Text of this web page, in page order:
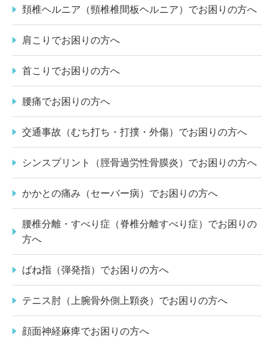
頚椎ヘルニア（頸椎椎間板ヘルニア）でお困りの方へ
肩こりでお困りの方へ
首こりでお困りの方へ
腰痛でお困りの方へ
交通事故（むち打ち・打撲・外傷）でお困りの方へ
シンスプリント（脛骨過労性骨膜炎）でお困りの方へ
かかとの痛み（セーバー病）でお困りの方へ
腰椎分離・すべり症（脊椎分離すべり症）でお困りの
方へ
ばね指（弾発指）でお困りの方へ
テニス肘（上腕骨外側上顆炎）でお困りの方へ
顔面神経麻痺でお困りの方へ